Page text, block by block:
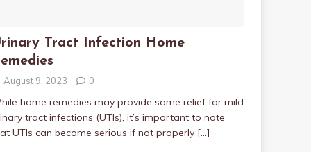
Tract Infection Home
August 9, 2023 0
home remedies may provide some relief for mild
tract infections (UTIs), it’s important to note
UTIs can become serious if not properly […]